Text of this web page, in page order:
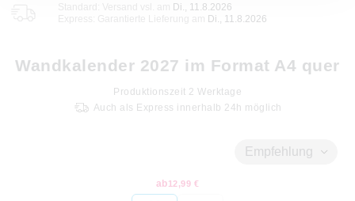
Di., 11.8.2026
Express: Garantierte Lieferung am
Di., 11.8.2026
Wandkalender 2027 im Format A4 quer
Produktionszeit 2 Werktage
Auch als Express innerhalb 24h möglich
Empfehlung
ab12,99 €